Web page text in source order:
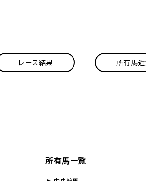
レース結果 所有馬
所有馬一覧